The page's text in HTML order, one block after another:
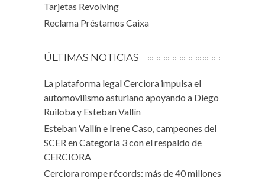
Tarjetas Revolving
Reclama Préstamos Caixa
ÚLTIMAS NOTICIAS
La plataforma legal Cerciora impulsa el
automovilismo asturiano apoyando a Diego
Ruiloba y Esteban Vallín
Esteban Vallín e Irene Caso, campeones del
SCER en Categoría 3 con el respaldo de
CERCIORA
Cerciora rompe récords: más de 40 millones